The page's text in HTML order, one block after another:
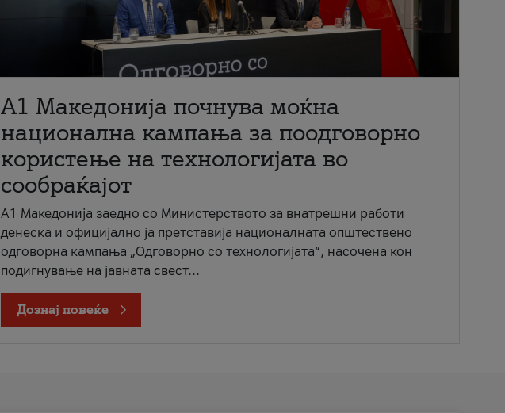
A1 Македонија почнува моќна
национална кампања за поодговорно
користење на технологијата во
сообраќајот
A1 Македонија заедно со Министерството за внатрешни работи
денеска и официјално ја претставија националната општествено
одговорна кампања „Одговорно со технологијата“, насочена кон
подигнување на јавната свест...
Дознај повеќе